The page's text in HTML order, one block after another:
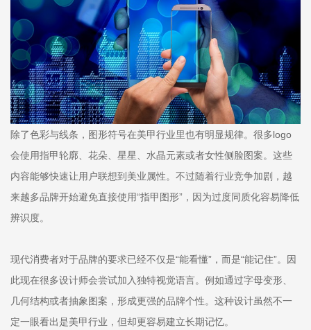
除了色彩与线条，图形符号在美甲行业里也有明显规律。很多logo
会使用指甲轮廓、花朵、星星、水晶元素或者女性侧脸图案。这些
内容能够快速让用户联想到美业属性。不过随着行业竞争加剧，越
来越多品牌开始避免直接使用“指甲图形”，因为过度同质化容易降低
辨识度。
现代消费者对于品牌的要求已经不仅是“能看懂”，而是“能记住”。因
此现在很多设计师会尝试加入独特视觉语言。例如通过字母变形、
几何结构或者抽象图案，形成更强的品牌个性。这种设计虽然不一
定一眼看出是美甲行业，但却更容易建立长期记忆。